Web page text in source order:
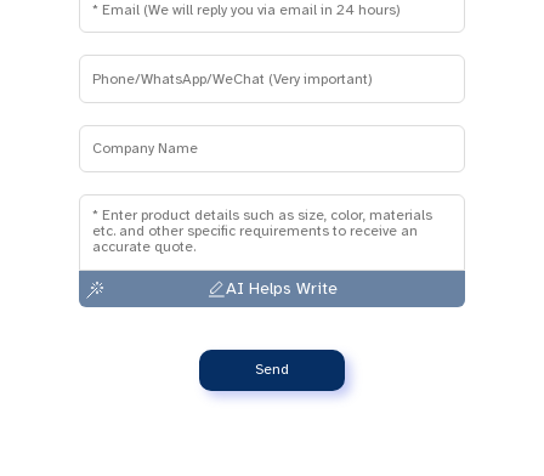
AI Helps Write
Send